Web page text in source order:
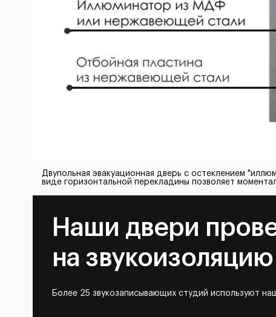
Двупольная эвакуационная дверь с остеклением
виде горизонтальной перекладины позволяет
Наши двери
на звукоизоляцию
Более 25 звукозаписывающих студий используют